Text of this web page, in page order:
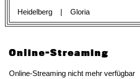
Heidelberg
Gloria
Online-Streaming
Online-Streaming nicht mehr verfügbar